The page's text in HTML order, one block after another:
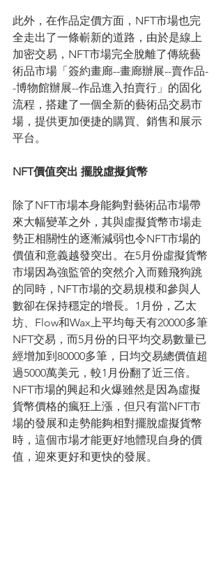
此外，在作品定價方面，NFT市場也完
全走出了一條嶄新的道路，由於是線上
加密交易，NFT市場完全脫離了傳統藝
術品市場「簽約畫廊--畫廊辦展--賣作品-
-博物館辦展--作品進入拍賣行」的固化
流程，搭建了一個全新的藝術品交易市
場，提供更加便捷的購買、銷售和展示
平台。
NFT價值突出 擺脫虛擬貨幣
除了NFT市場本身能夠對藝術品市場帶
來大幅變革之外，其與虛擬貨幣市場走
勢正相關性的逐漸減弱也令NFT市場的
價值和意義越發突出。在5月份虛擬貨幣
市場因為強監管的突然介入而雞飛狗跳
的同時，NFT市場的交易規模和參與人
數卻在保持穩定的增長。1月份，乙太
坊、Flow和Wax上平均每天有20000多筆
NFT交易，而5月份的日平均交易數量已
經增加到80000多筆，日均交易總價值超
過5000萬美元，較1月份翻了近三倍。
NFT市場的興起和火爆雖然是因為虛擬
貨幣價格的瘋狂上漲，但只有當NFT市
場的發展和走勢能夠相對擺脫虛擬貨幣
時，這個市場才能更好地體現自身的價
值，迎來更好和更快的發展。